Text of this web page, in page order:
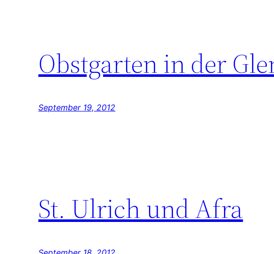
Obstgarten in der
September 19, 2012
St. Ulrich und Afra